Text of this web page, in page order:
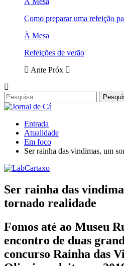
Como preparar uma refeição
À Mesa
Refeições de verão
Ante Próx
Entrada
Atualidade
Em foco
Ser rainha das vindimas, um
Ser rainha das
tornado realidade
Fomos até ao Museu
encontro de duas
concurso Rainha das